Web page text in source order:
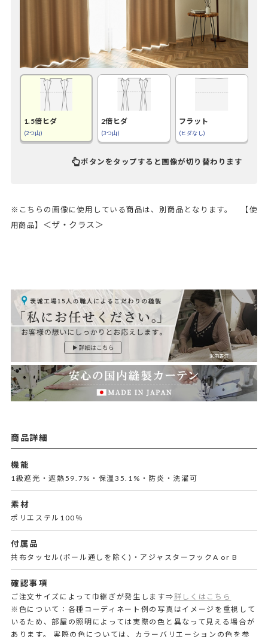
1.5倍ヒダ
(2つ山)
2倍ヒダ
(3つ山)
フラット
(ヒダなし)
ボタンをタップすると画像が切り替わります
※こちらの画像に使用している商品は、別商品となります。 【使
用商品】 ＜ザ・クラス＞
商品詳細
機能
1級遮光・遮熱59.7%・保温35.1%・防炎・洗濯可
素材
ポリエステル100％
付属品
共布タッセル(ポール通しを除く)・アジャスターフックA or B
確認事項
ご注文サイズによって巾継ぎが発生します⇒詳しくはこちら
※色について：各種コーディネート例の写真はイメージを重視して
いるため、部屋の照明によっては実際の色と異なって見える場合が
あります。 実際の色については、カラーバリエーションの色を参